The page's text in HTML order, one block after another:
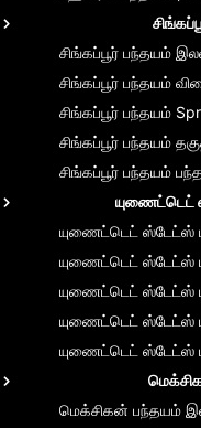
சிங்கப்பூர் பந்தயம்
சிங்கப்பூர் பந்தயம்
சிங்கப்பூர் பந்தயம்
சிங்கப்பூர் பந்தயம்
சிங்கப்பூர் பந்தயம்
யுணைட்டெட்
யுணைட்டெட் ஸ்டேட்ஸ்
யுணைட்டெட் ஸ்டேட்ஸ்
யுணைட்டெட் ஸ்டேட்ஸ்
யுணைட்டெட் ஸ்டேட்ஸ்
யுணைட்டெட் ஸ்டேட்ஸ்
மெக்சிகன் பந்தயம்